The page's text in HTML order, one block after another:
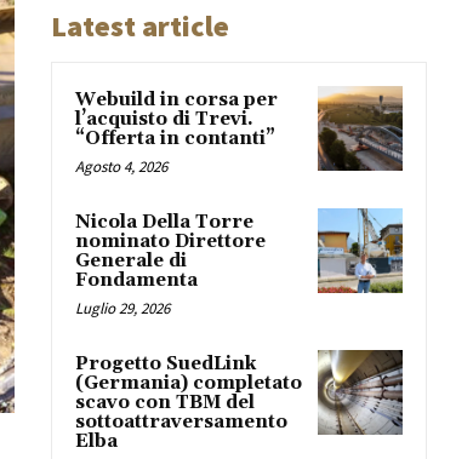
Latest article
Webuild in corsa per
l’acquisto di Trevi.
“Offerta in contanti”
Agosto 4, 2026
Nicola Della Torre
nominato Direttore
Generale di
Fondamenta
Luglio 29, 2026
Progetto SuedLink
(Germania) completato
scavo con TBM del
sottoattraversamento
Elba